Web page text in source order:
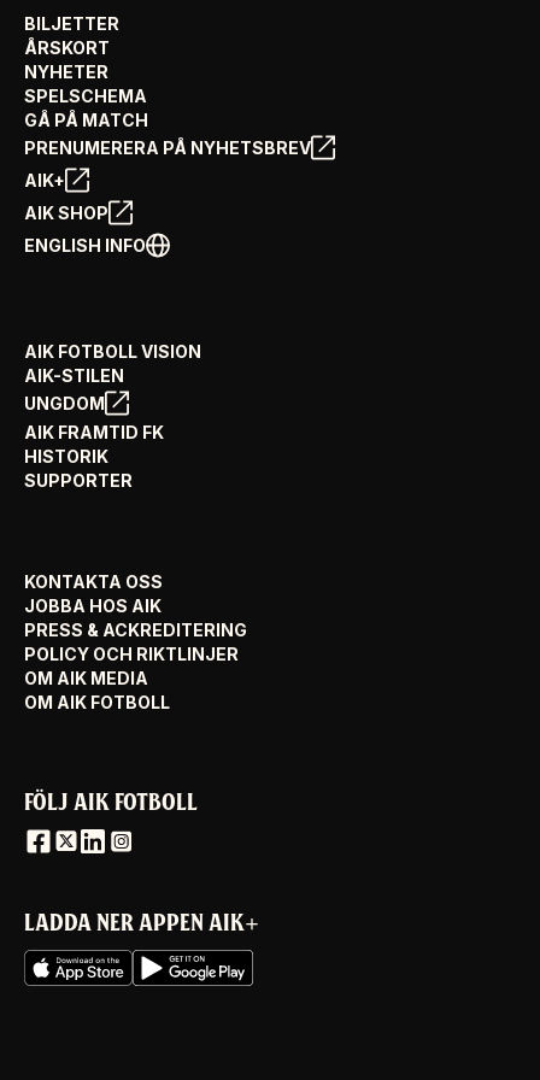
BILJETTER
ÅRSKORT
NYHETER
SPELSCHEMA
GÅ PÅ MATCH
PRENUMERERA PÅ NYHETSBREV
AIK+
AIK SHOP
ENGLISH INFO
AIK FOTBOLL VISION
AIK-STILEN
UNGDOM
AIK FRAMTID FK
HISTORIK
SUPPORTER
KONTAKTA OSS
JOBBA HOS AIK
PRESS & ACKREDITERING
POLICY OCH RIKTLINJER
OM AIK MEDIA
OM AIK FOTBOLL
FÖLJ AIK FOTBOLL
LADDA NER APPEN AIK+